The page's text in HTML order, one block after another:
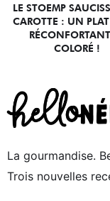
LE STOEMP
CAROTTE : UN PLAT
COLORÉ !
La gourmandise.
Trois nouvelles